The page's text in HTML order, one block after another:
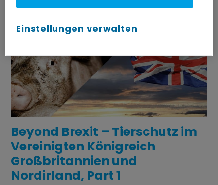
Beyond Brexit – Tierschutz im
Vereinigten Königreich
Großbritannien und
Nordirland, Part 1
Einstellungen verwalten